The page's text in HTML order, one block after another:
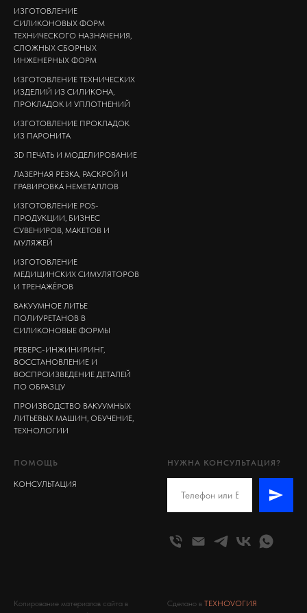
ИЗГОТОВЛЕНИЕ
СИЛИКОНОВЫХ ФОРМ
ТЕХНИЧЕСКОГО НАЗНАЧЕНИЯ,
СЛОЖНЫХ СБОРНЫХ
ИНЖЕНЕРНЫХ ФОРМ
ИЗГОТОВЛЕНИЕ ТЕХНИЧЕСКИХ
ИЗДЕЛИЙ ИЗ СИЛИКОНА,
ПРОКЛАДОК И УПЛОТНЕНИЙ
ИЗГОТОВЛЕНИЕ ПРОКЛАДОК
ИЗ ПАРОНИТА
3D ПЕЧАТЬ И МОДЕЛИРОВАНИЕ
ЛАЗЕРНАЯ РЕЗКА, РАСКРОЙ И
ГРАВИРОВКА НЕМЕТАЛЛОВ
ИЗГОТОВЛЕНИЕ POS-
ПРОДУКЦИИ, БИЗНЕС
СУВЕНИРОВ, МАКЕТОВ И
МУЛЯЖЕЙ
ИЗГОТОВЛЕНИЕ
МЕДИЦИНСКИХ СИМУЛЯТОРОВ
И ТРЕНАЖЁРОВ
ВАКУУМНОЕ ЛИТЬЕ
ПОЛИУРЕТАНОВ В
СИЛИКОНОВЫЕ ФОРМЫ
РЕВЕРС-ИНЖИНИРИНГ,
ВОССТАНОВЛЕНИЕ И
ВОСПРОИЗВЕДЕНИЕ ДЕТАЛЕЙ
ПО ОБРАЗЦУ
ПРОИЗВОДСТВО ВАКУУМНЫХ
ЛИТЬЕВЫХ МАШИН, ОБУЧЕНИЕ,
ТЕХНОЛОГИИ
ПОМОЩЬ
КОНСУЛЬТАЦИЯ
НУЖНА КОНСУЛЬТАЦИЯ?
Копирование материалов сайта в
Сделано в ТЕХНОVОГИЯ